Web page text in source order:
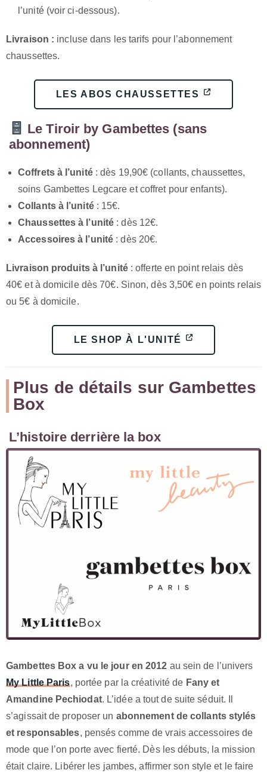
l’unité (voir ci-dessous).
Livraison : incluse dans les tarifs pour l’abonnement
chaussettes.
LES ABOS CHAUSSETTES
Le Tiroir by Gambettes (sans
abonnement)
Coffrets à l’unité: dès 19,90€ (collants, chaussettes,
soins Gambettes Legcare et coffret pour enfants).
Collants à l’unité: 15€.
Chaussettes à l’unité : dès 12€.
Accessoires à l’unité : dès 20€.
Livraison produits à l’unité: offerte en point relais dès
40€ et à domicile dès 70€. Sinon, dès 3,50€ en points relais
ou 5€ à domicile.
LE SHOP À L'UNITÉ
Plus de détails sur Gambettes
Box
L’histoire derrière la box
Gambettes Box a vu le jour en 2012 au sein de l’univers
My Little Paris, portée par la créativité de Fany et
Amandine Pechiodat. L’idée a tout de suite séduit. Il
s’agissait de proposer un abonnement de collants stylés
et responsables, pensés comme de vrais accessoires de
mode que l’on porte avec fierté. Dès les débuts, la mission
était claire. Libérer les jambes, affirmer son style et le faire